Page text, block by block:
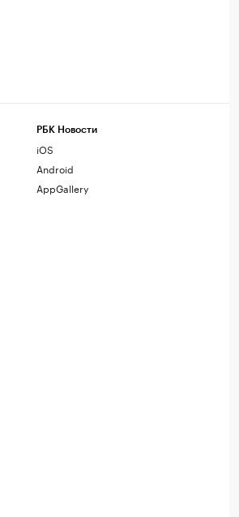
РБК Новости
iOS
Android
AppGallery